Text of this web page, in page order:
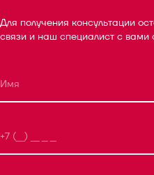
Для получения консультации
связи и наш специалист с вами